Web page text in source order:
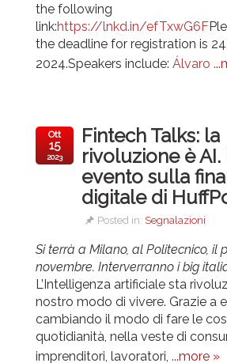
the following
link:https://lnkd.in/efTxwG6F
the deadline for registration is
2024.Speakers include: Álvaro
Fintech Talks: la
rivoluzione è
evento sulla
digitale di
Posted in: Segnalazioni
Ott
15
2023
Si terrà a Milano, al Politecnico, il
novembre. Interverranno i big
L’Intelligenza artificiale sta
nostro modo di vivere. Grazie a
cambiando il modo di fare le
quotidianità, nella veste di
imprenditori, lavoratori, ...more »